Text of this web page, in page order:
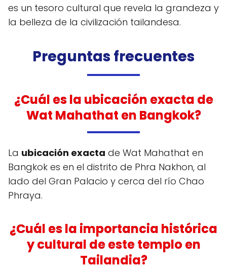
es un tesoro cultural que revela la grandeza y
la belleza de la civilización tailandesa.
Preguntas frecuentes
¿Cuál es la ubicación exacta de
Wat Mahathat en Bangkok?
La ubicación exacta de Wat Mahathat en
Bangkok es en el distrito de Phra Nakhon, al
lado del Gran Palacio y cerca del río Chao
Phraya.
¿Cuál es la importancia histórica
y cultural de este templo en
Tailandia?